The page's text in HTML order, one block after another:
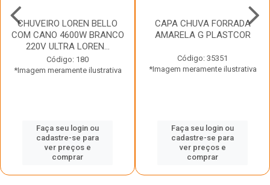
CHUVEIRO LOREN BELLO
COM CANO 4600W BRANCO
220V ULTRA LOREN...
Código: 180
*Imagem meramente ilustrativa
Faça seu login ou
cadastre-se para
ver preços e
comprar
CAPA CHUVA FORRADA
AMARELA G PLASTCOR
Código: 35351
*Imagem meramente ilustrativa
Faça seu login ou
cadastre-se para
ver preços e
comprar